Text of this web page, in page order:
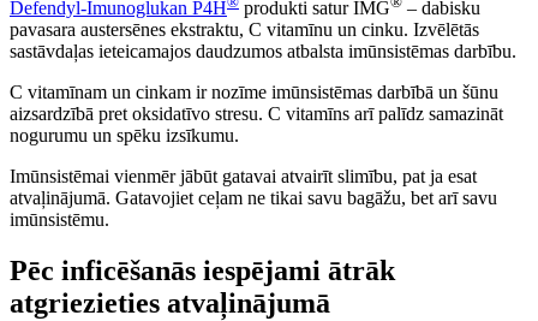
Defendyl-Imunoglukan P4H produkti satur IMG
– dabisku
pavasara austersēnes ekstraktu, C vitamīnu un cinku. Izvēlētās
sastāvdaļas ieteicamajos daudzumos atbalsta imūnsistēmas darbību.
C vitamīnam un cinkam ir nozīme imūnsistēmas darbībā un šūnu
aizsardzībā pret oksidatīvo stresu. C vitamīns arī palīdz samazināt
nogurumu un spēku izsīkumu.
Imūnsistēmai vienmēr jābūt gatavai atvairīt slimību, pat ja esat
atvaļinājumā. Gatavojiet ceļam ne tikai savu bagāžu, bet arī savu
imūnsistēmu.
Pēc inficēšanās iespējami ātrāk
atgriezieties atvaļinājumā